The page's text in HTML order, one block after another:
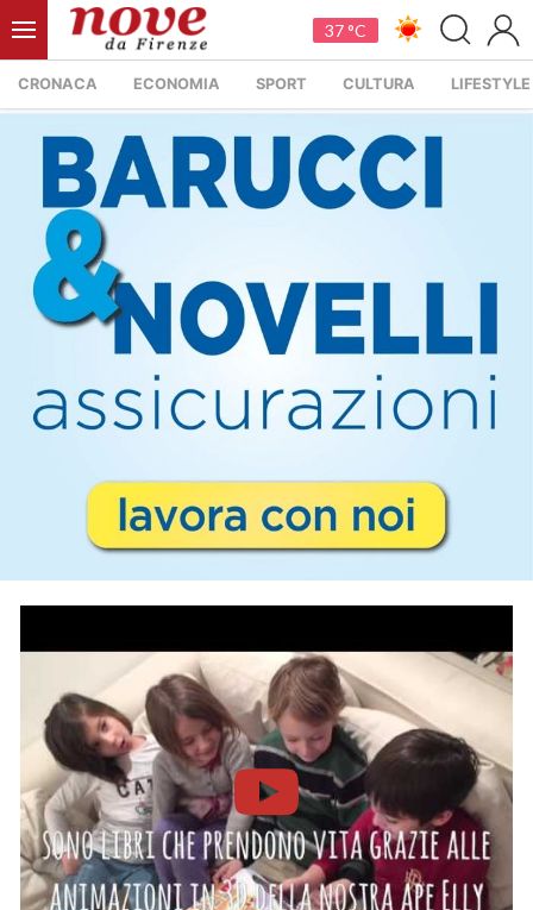
37 °C
CRONACA ECONOMIA SPORT CULTURA LIFESTYLE